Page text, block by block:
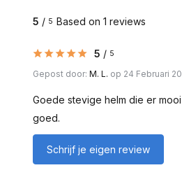
5 / 5 Based on 1 reviews
5 / 5
Gepost door: M. L. op 24 Februari
Goede stevige helm die er
goed.
Schrijf je eigen review